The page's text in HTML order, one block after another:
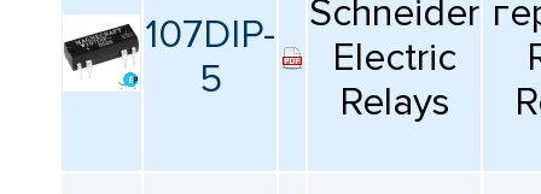
107DIP-
5
Schneider
Electric
Relays